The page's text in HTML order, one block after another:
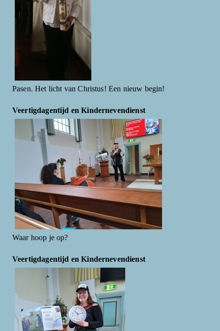
Pasen. Het licht van Christus! Een nieuw begin!
Veertigdagentijd en Kindernevendienst
Waar hoop je op?
Veertigdagentijd en Kindernevendienst